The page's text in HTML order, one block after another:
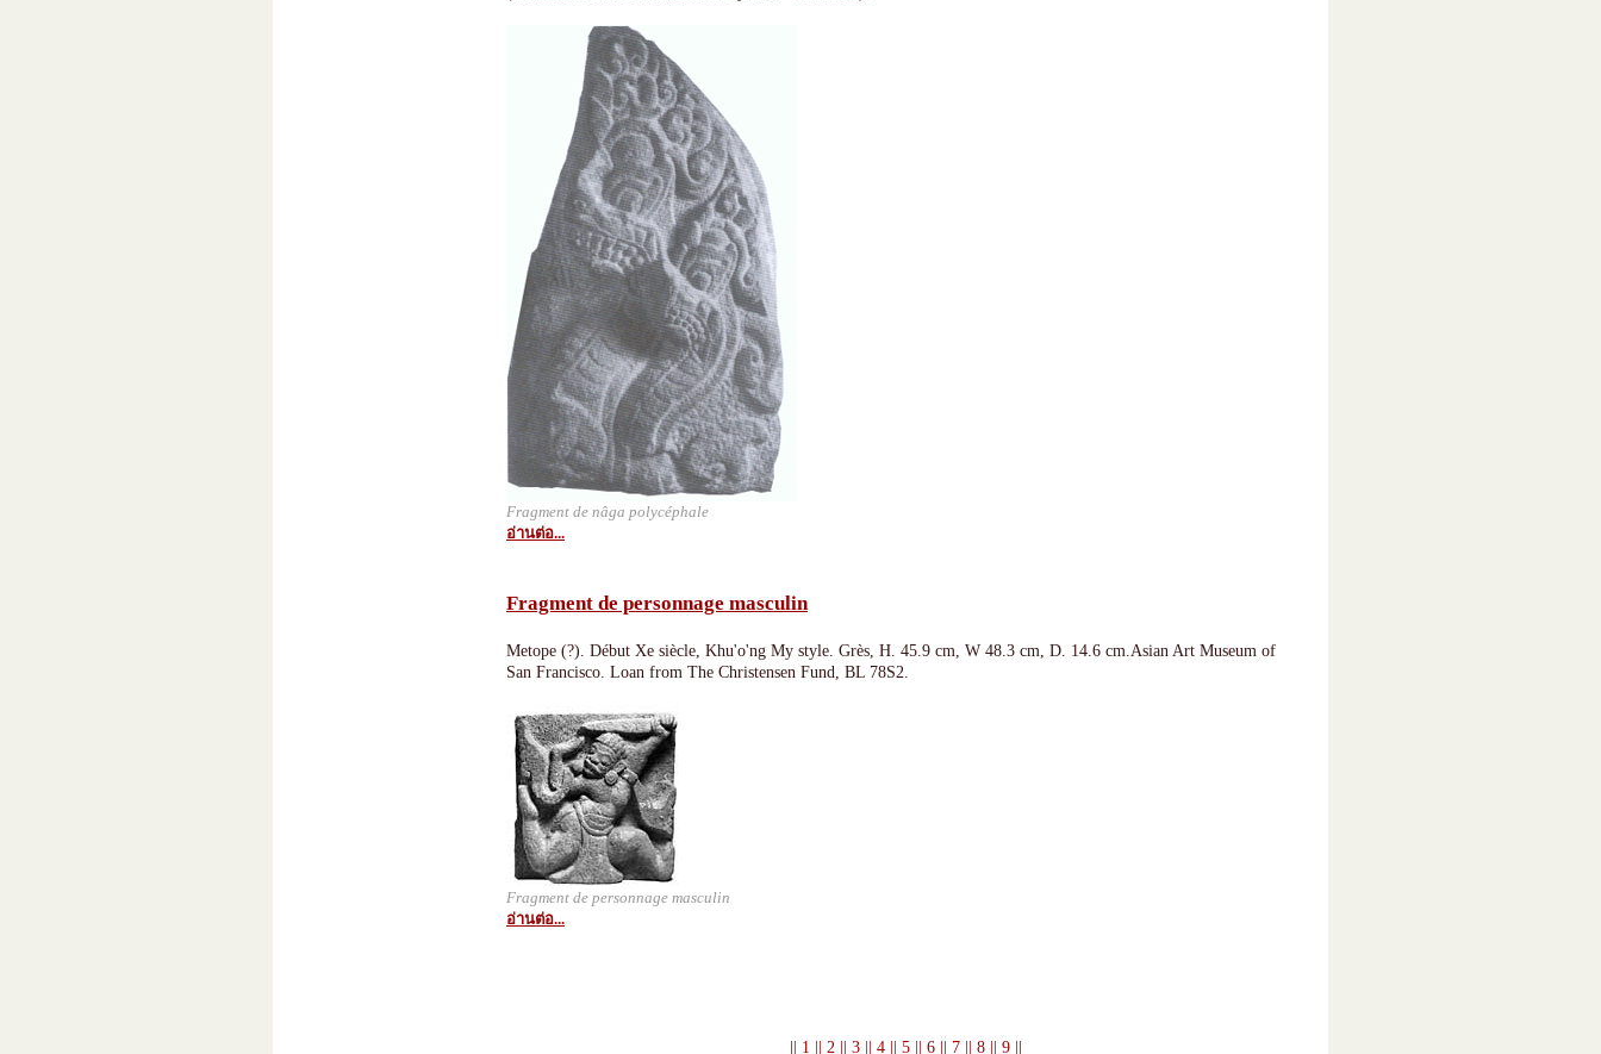
Fragment de nâga polycéphale
อ่านต่อ...
Fragment de personnage masculin
Metope (?). Début Xe siècle, Khu'o'ng My style. Grès, H. 45.9 cm, W 48.3 cm, D. 14.6 cm.Asian Art Museum of
San Francisco. Loan from The Christensen Fund, BL 78S2.
Fragment de personnage masculin
อ่านต่อ...
| 1 | | 2 | | 3 | | 4 | | 5 | | 6 | | 7 | | 8 | | 9 |